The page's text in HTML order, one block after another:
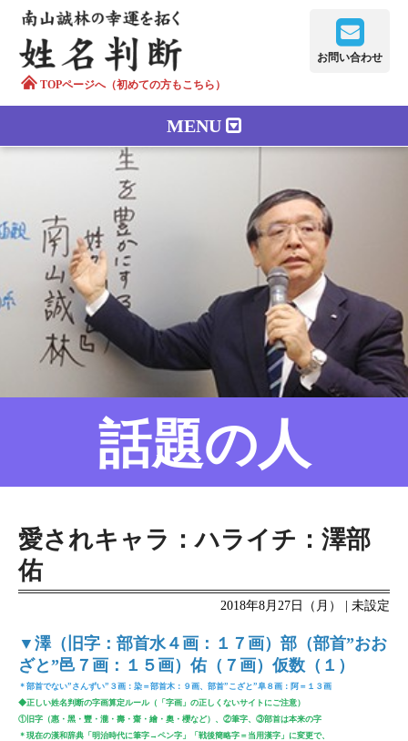
TOPページへ（初めての方もこちら）
お問い合わせ
MENU
正しい字画
南山誠林について
漢字の語源
漢字の歴史
苗字100のルーツ
話題の人
愛されキャラ：ハライチ：澤部
佑
2018年8月27日（月） | 未設定
▼澤（旧字：部首水４画：１７画）部（部首”おお
ざと”邑７画：１５画）佑（７画）仮数（１）
＊部首でない”さんずい”３画：染＝部首木：９画、部首”こざと”阜８画：阿＝１３画
◆正しい姓名判断の字画算定ルール（「字画」の正しくないサイトにご注意）
①旧字（惠・黑・豐・瀧・壽・齋・繪・奧・櫻など）、②筆字、③部首は本来の字
＊現在の漢和辞典「明治時代に筆字→ペン字」「戦後簡略字＝当用漢字」に変更で、